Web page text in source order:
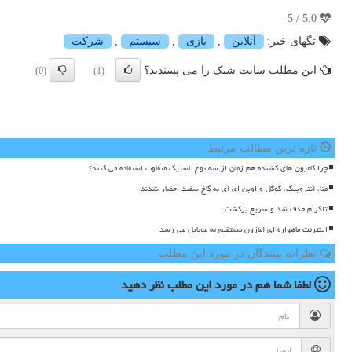
تگهای خبر:
آنلاین , بازی , سیستم , شركت
این مطلب سایت شیک را می پسندید؟ (1)
(0)
تازه ترین مطالب مرتبط
چرا کامیون های کشنده هم زمان از سه نوع لاستیک متفاوت استفاده می کنند؟
متا، آنتروپیک، گوگل و اوپن ای آی به کاخ سفید احضار شدند
تلگرام حذف شد و سریع برگشت
اینترنت ماهواره ای آمازون مستقیم به موبایل می رسد
نظرات بینندگان در مورد این مطلب
لطفا شما همدر مورد این مطلبنظر دهید